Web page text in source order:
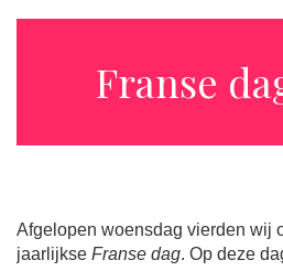
Franse
Afgelopen woensdag vierden wij
jaarlijkse Franse dag. Op deze